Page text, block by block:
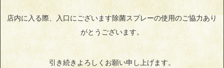
店内に入る際、入口にございます除菌スプレーの使用のご協力あり
がとうございます。
引き続きよろしくお願い申し上げます。